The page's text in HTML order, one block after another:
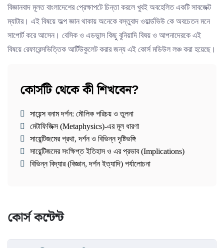
বিজ্ঞানবাদ মূলত বাংলাদেশের প্রেক্ষাপটে চিন্তা করলে খুবই অবহেলিত একটি সাবজেক্ট
ম্যাটার। এই বিষয়ে অল্প জ্ঞান থাকায় অনেকে বস্তুবাদ ওয়ার্ল্ডভিউ কে অবচেতন মনে
সাপোর্ট করে আসেন। বেসিক ও এডভান্স কিছু বুনিয়াদি বিষয় ও আপনাদেরকে এই
বিষয়ে রেফারেন্সভিত্তিক আর্টিউকুলেট করার জন্য এই কোর্স মডিউল লঞ্চ করা হয়েছে।
কোর্সটি থেকে কী শিখবেন?
সায়েন্স বনাম দর্শন: মৌলিক পরিচয় ও তুলনা
মেটাফিজিক্স (Metaphysics)-এর মূল ধারণা
সায়েন্টিজমের প্রথা, দর্শন ও বিভিন্ন দৃষ্টিভঙ্গি
সায়েন্টিজমের সংক্ষিপ্ত ইতিহাস ও এর প্রভাব (Implications)
বিভিন্ন বিদ্যার (বিজ্ঞান, দর্শন ইত্যাদি) পর্যালোচনা
কোর্স কন্টেন্ট